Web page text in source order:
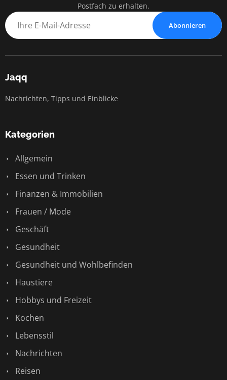
Postfach zu erhalten.
Abonnieren
Jaqq
Nachrichten, Tipps und Einblicke
Kategorien
Allgemein
Essen und Trinken
Finanzen & Immobilien
Frauen / Mode
Geschäft
Gesundheit
Gesundheit und Wohlbefinden
Haustiere
Hobbys und Freizeit
Kochen
Lebensstil
Nachrichten
Reisen